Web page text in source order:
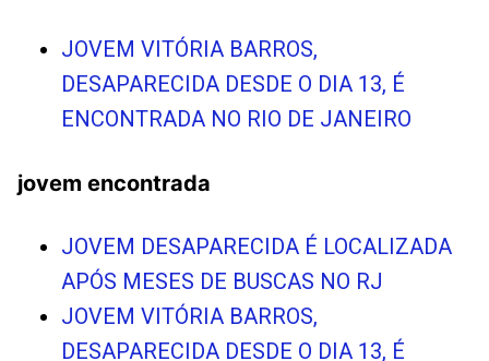
JOVEM VITÓRIA BARROS,
DESAPARECIDA DESDE O DIA 13, É
ENCONTRADA NO RIO DE JANEIRO
jovem encontrada
JOVEM DESAPARECIDA É LOCALIZADA
APÓS MESES DE BUSCAS NO RJ
JOVEM VITÓRIA BARROS,
DESAPARECIDA DESDE O DIA 13, É